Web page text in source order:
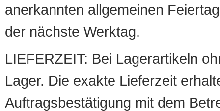
anerkannten allgemeinen
der nächste Werktag.
LIEFERZEIT: Bei Lagerartikeln
Lager. Die exakte Lieferzeit
Auftragsbestätigung mit dem